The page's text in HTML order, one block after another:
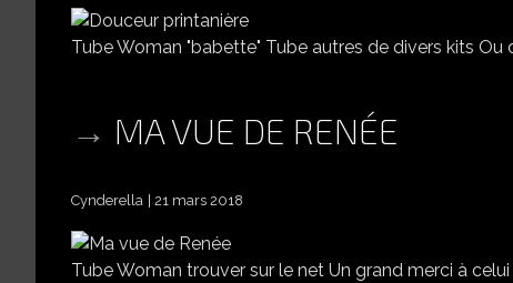
Tube Woman "babette" Tube autres de divers kits Ou
MA VUE DE RENÉE
Cynderella 21 mars 2018
Tube Woman trouver sur le net Un grand merci à